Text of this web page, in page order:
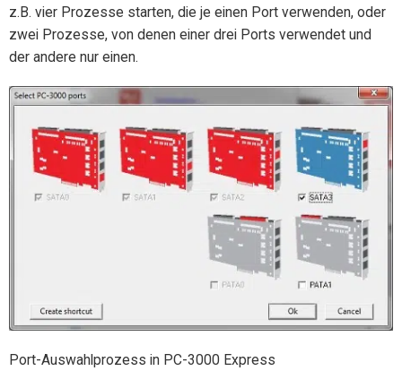
z.B. vier Prozesse starten, die je einen Port verwenden, oder
zwei Prozesse, von denen einer drei Ports verwendet und
der andere nur einen.
Port-Auswahlprozess in PC-3000 Express